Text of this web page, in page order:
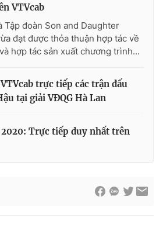
VTVcab
Tập đoàn Son and Daughter
đạt được thỏa thuận hợp tác về
hợp tác sản xuất chương trình...
trực tiếp các trận đấu
tại giải VĐQG Hà Lan
Trực tiếp duy nhất trên